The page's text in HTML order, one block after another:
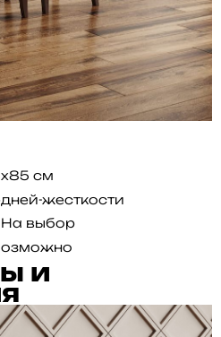
см
жесткости
На выбор
и